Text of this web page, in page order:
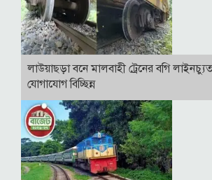
লাউয়াছড়া বনে মালবাহী ট্রেনের বগি
যোগাযোগ বিচ্ছিন্ন